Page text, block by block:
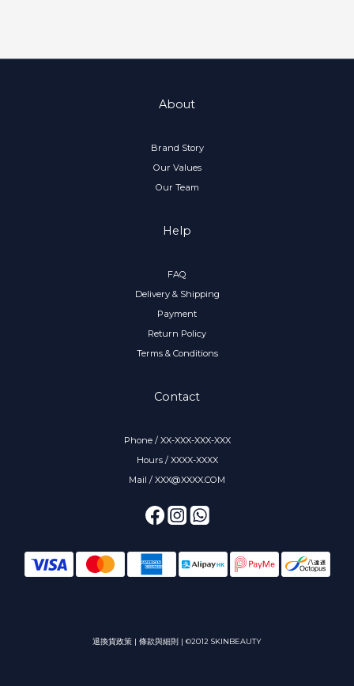
About
Brand Story
Our Values
Our Team
Help
FAQ
Delivery & Shipping
Payment
Return Policy
Terms & Conditions
Contact
Phone / XX-XXX-XXX-XXX
Hours / XXXX-XXXX
Mail / XXX@XXXX.COM
退換貨政策 | 條款與細則 | ©2012 SKINBEAUTY